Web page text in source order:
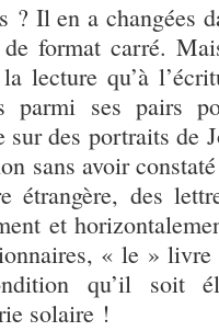
? Il en a changées
format carré.
la lecture qu’à
parmi ses pairs
des portraits de
sans avoir
étrangère, des
et
« le » livre
qu’il soit
solaire !